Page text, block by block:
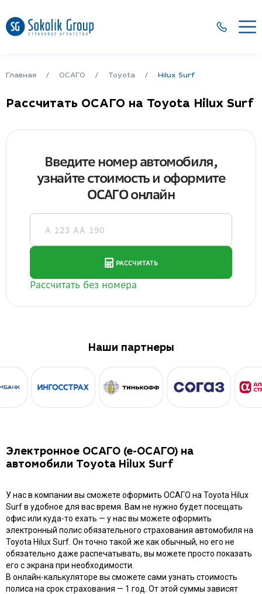
Главная ОСАГО Toyota Hilux Surf
Рассчитать ОСАГО на Toyota Hilux Surf
Наши партнеры
Электронное ОСАГО (е-ОСАГО) на
автомобили Toyota Hilux Surf
У нас в компании вы сможете оформить ОСАГО на Toyota Hilux
Surf в удобное для вас время. Вам не нужно будет посещать
офис или куда-то ехать — у нас вы можете оформить
электронный полис обязательного страхования автомобиля на
Toyota Hilux Surf. Он точно такой же как обычный, но его не
обязательно даже распечатывать, вы можете просто показать
его с экрана при необходимости.
В онлайн-калькуляторе вы сможете сами узнать стоимость
полиса на срок страхования — 1 год. От этой суммы зависят